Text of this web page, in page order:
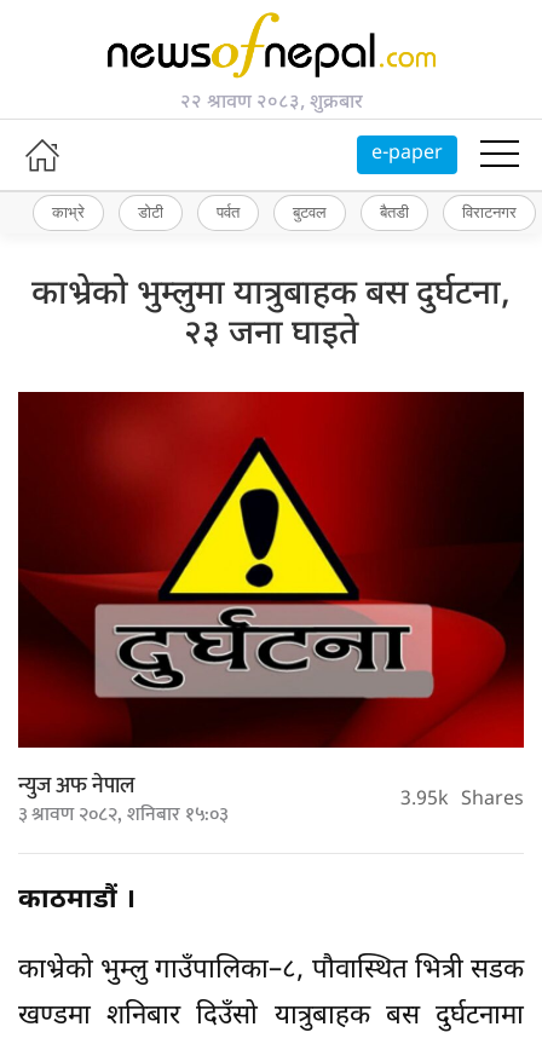
२२ श्रावण २०८३, शुक्रबार
e-paper
काभ्रे डोटी पर्वत बुटवल बैतडी विराटनगर
काभ्रेको भुम्लुमा यात्रुबाहक बस दुर्घटना,
२३ जना घाइते
न्युज अफ नेपाल
३ श्रावण २०८२, शनिबार १५:०३ 3.95k Shares
काठमाडौं ।
काभ्रेको भुम्लु गाउँपालिका–८, पौवास्थित भित्री सडक
खण्डमा शनिबार दिउँसो यात्रुबाहक बस दुर्घटनामा